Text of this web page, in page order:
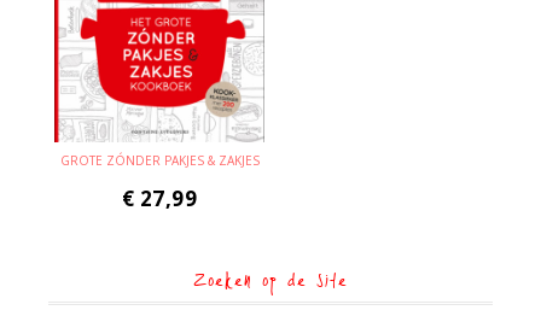
GROTE ZÓNDER PAKJES & ZAKJES
€ 27,99
Zoeken op de site